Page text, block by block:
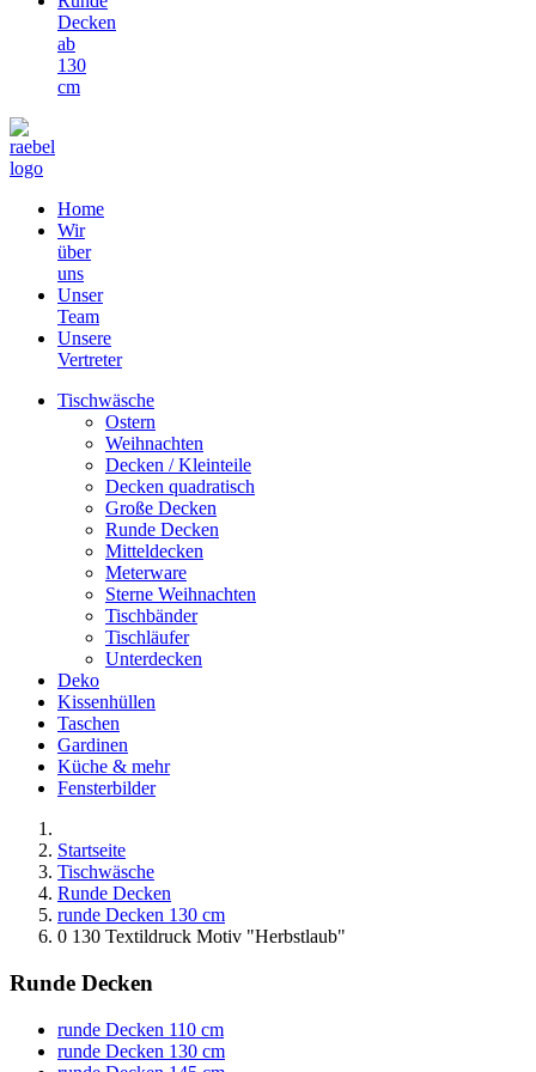
Decken
ab
130
cm
Home
Wir
über
uns
Unser
Team
Unsere
Vertreter
Tischwäsche
Ostern
Weihnachten
Decken / Kleinteile
Decken quadratisch
Große Decken
Runde Decken
Mitteldecken
Meterware
Sterne Weihnachten
Tischbänder
Tischläufer
Unterdecken
Deko
Kissenhüllen
Taschen
Gardinen
Küche & mehr
Fensterbilder
Startseite
Tischwäsche
Runde Decken
runde Decken 130 cm
0 130 Textildruck Motiv "Herbstlaub"
Runde Decken
runde Decken 110 cm
runde Decken 130 cm